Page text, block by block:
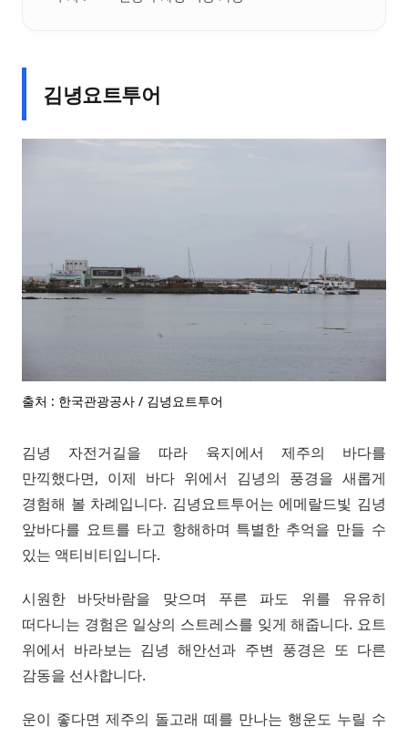
김녕요트투어
출처 : 한국관광공사 / 김녕요트투어
김녕 자전거길을 따라 육지에서 제주의 바다를
만끽했다면, 이제 바다 위에서 김녕의 풍경을 새롭게
경험해 볼 차례입니다. 김녕요트투어는 에메랄드빛 김녕
앞바다를 요트를 타고 항해하며 특별한 추억을 만들 수
있는 액티비티입니다.
시원한 바닷바람을 맞으며 푸른 파도 위를 유유히
떠다니는 경험은 일상의 스트레스를 잊게 해줍니다. 요트
위에서 바라보는 김녕 해안선과 주변 풍경은 또 다른
감동을 선사합니다.
운이 좋다면 제주의 돌고래 떼를 만나는 행운도 누릴 수